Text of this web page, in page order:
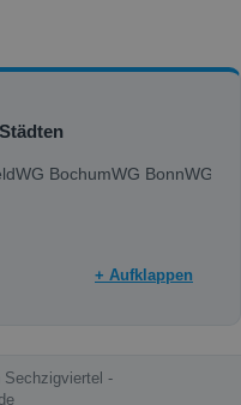
WG BochumWG BonnWG
+ Aufklappen
Sechzigviertel -